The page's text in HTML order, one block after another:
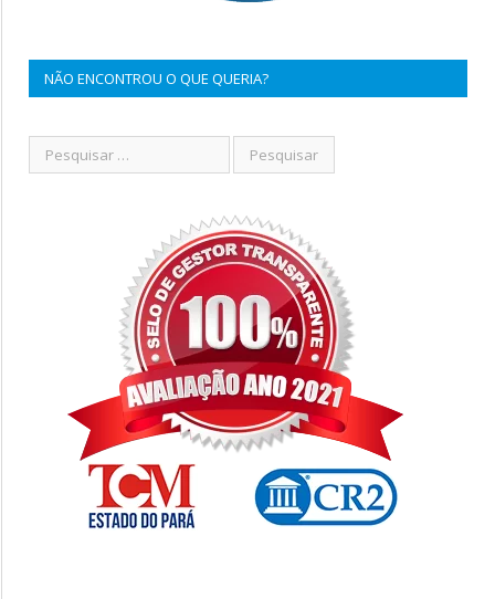
NÃO ENCONTROU O QUE QUERIA?